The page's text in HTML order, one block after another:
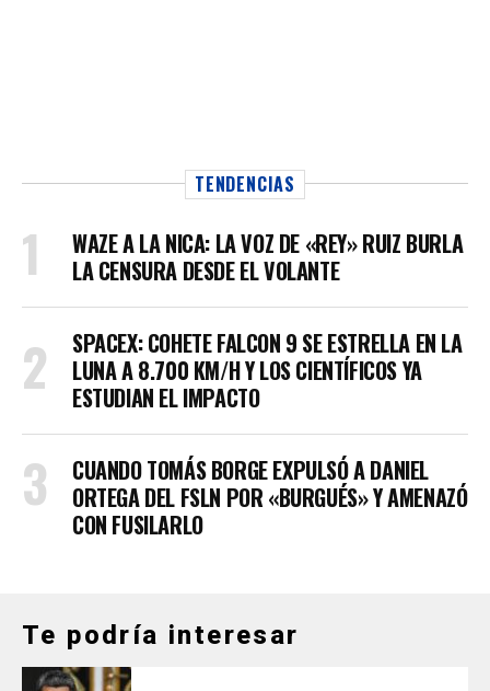
TENDENCIAS
WAZE A LA NICA: LA VOZ DE «REY» RUIZ BURLA
LA CENSURA DESDE EL VOLANTE
SPACEX: COHETE FALCON 9 SE ESTRELLA EN LA
LUNA A 8.700 KM/H Y LOS CIENTÍFICOS YA
ESTUDIAN EL IMPACTO
CUANDO TOMÁS BORGE EXPULSÓ A DANIEL
ORTEGA DEL FSLN POR «BURGUÉS» Y AMENAZÓ
CON FUSILARLO
Te podría interesar